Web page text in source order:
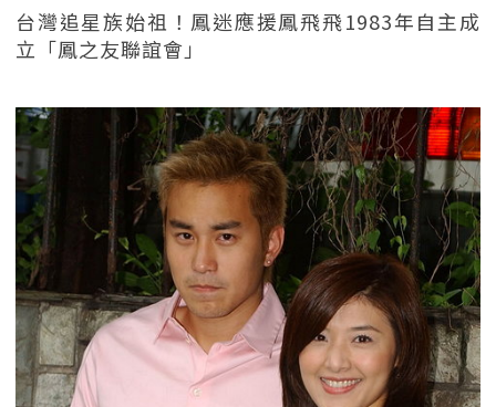
台灣追星族始祖！鳳迷應援鳳飛飛1983年自主成
立「鳳之友聯誼會」